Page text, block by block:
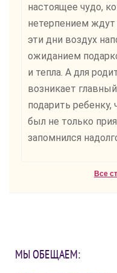
настоящее чудо,
нетерпением ждут
эти дни воздух
ожиданием
и тепла. А для
возникает
подарить ребенку,
был не только
запомнился
Все
МЫ ОБЕЩАЕМ: